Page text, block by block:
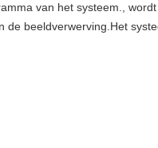
van het systeem.,
beeldverwerving.Het